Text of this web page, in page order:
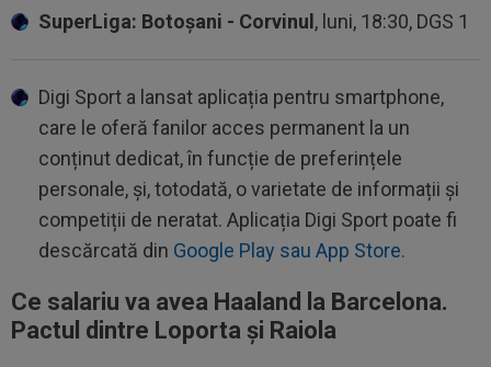
SuperLiga: Botoșani - Corvinul , luni, 18:30, DGS 1
Digi Sport a lansat aplicația pentru smartphone,
care le oferă fanilor acces permanent la un
conținut dedicat, în funcție de preferințele
personale, și, totodată, o varietate de informații și
competiții de neratat. Aplicația Digi Sport poate fi
descărcată din Google Play sau App Store.
Ce salariu va avea Haaland la Barcelona.
Pactul dintre Loporta și Raiola